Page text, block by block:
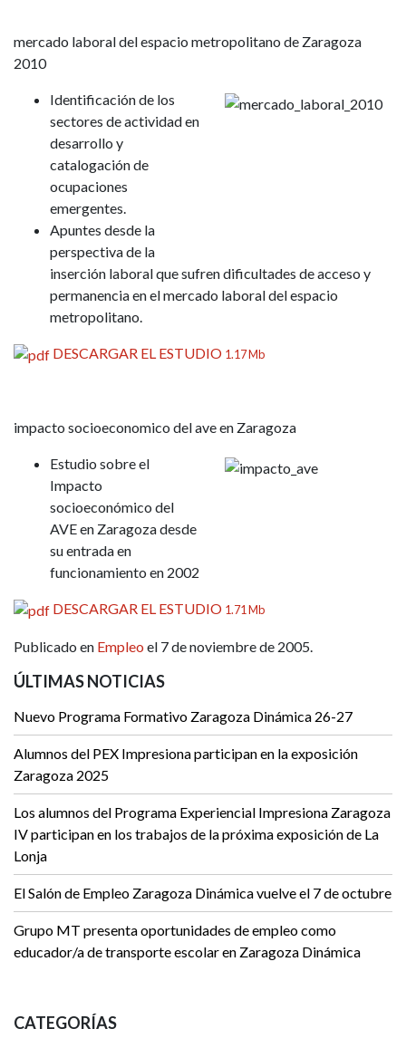
mercado laboral del espacio metropolitano de Zaragoza
2010
Identificación de los
sectores de actividad en
desarrollo y
catalogación de
ocupaciones
emergentes.
Apuntes desde la
perspectiva de la
inserción laboral que sufren dificultades de acceso y
permanencia en el mercado laboral del espacio
metropolitano.
DESCARGAR EL ESTUDIO 1.17 Mb
impacto socioeconomico del ave en Zaragoza
Estudio sobre el
Impacto
socioeconómico del
AVE en Zaragoza desde
su entrada en
funcionamiento en 2002
DESCARGAR EL ESTUDIO 1.71 Mb
Publicado en Empleo el 7 de noviembre de 2005.
ÚLTIMAS NOTICIAS
Nuevo Programa Formativo Zaragoza Dinámica 26-27
Alumnos del PEX Impresiona participan en la exposición
Zaragoza 2025
Los alumnos del Programa Experiencial Impresiona Zaragoza
IV participan en los trabajos de la próxima exposición de La
Lonja
El Salón de Empleo Zaragoza Dinámica vuelve el 7 de octubre
Grupo MT presenta oportunidades de empleo como
educador/a de transporte escolar en Zaragoza Dinámica
CATEGORÍAS